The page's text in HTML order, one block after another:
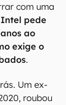
com uma
pede
ao
exige o
.
Um ex-
roubou